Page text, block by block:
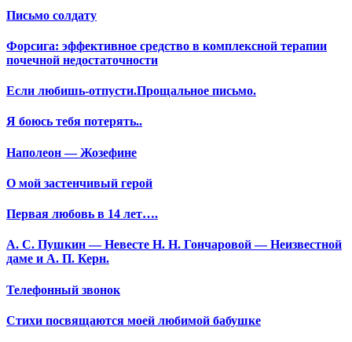
Письмо солдату
Форсига: эффективное средство в комплексной терапии
почечной недостаточности
Если любишь-отпусти.Прощальное письмо.
Я боюсь тебя потерять..
Наполеон — Жозефине
О мой застенчивый герой
Первая любовь в 14 лет….
А. С. Пушкин — Невесте Н. Н. Гончаровой — Неизвестной
даме и А. П. Керн.
Телефонный звонок
Стихи посвящаются моей любимой бабушке